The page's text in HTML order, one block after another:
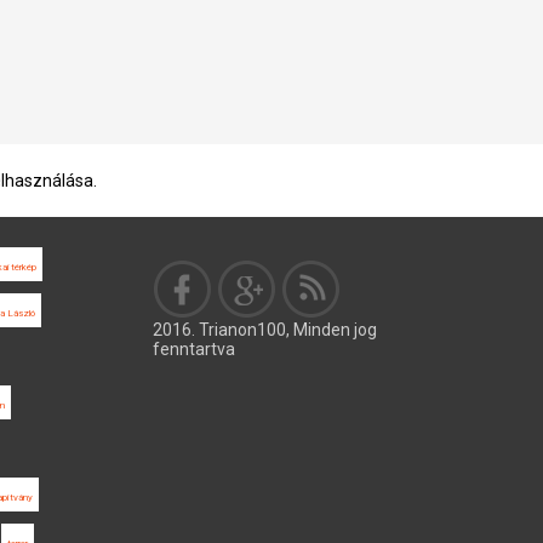
térkép
László
2016. Trianon100, Minden jog
fenntartva